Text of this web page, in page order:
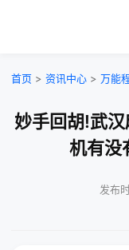
首页 > 资讯中心 > 万能
妙手回胡!武
机有没
发布